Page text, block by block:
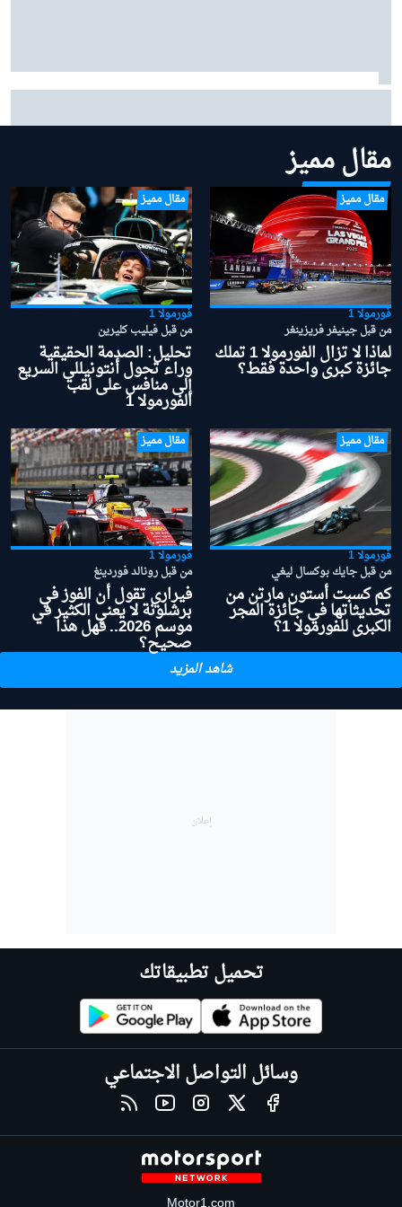
بينوتو يردّ على شائعات ساينز وبياسـتري: "نحن سعداء
مقال مميز
مقال مميز
فورمولا 1
من قبل جينيفر فريزينغر
لماذا لا تزال الفورمولا 1 تملك
جائزة كبرى واحدة فقط؟
مقال مميز
فورمولا 1
من قبل فيليب كليرين
تحليل: الصدمة الحقيقية
وراء تحول أنتونيللي السريع
إلى منافس على لقب
الفورمولا 1
مقال مميز
فورمولا 1
من قبل جايك بوكسال ليغي
كم كسبت أستون مارتن من
تحديثاتها في جائزة المجر
الكبرى للفورمولا 1؟
مقال مميز
فورمولا 1
من قبل رونالد فوردينغ
فيراري تقول أن الفوز في
برشلونة لا يعني الكثير في
موسم 2026.. فهل هذا
صحيح؟
شاهد المزيد
تحميل تطبيقاتك
وسائل التواصل الاجتماعي